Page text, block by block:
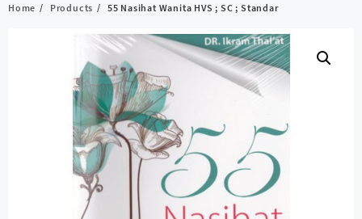
Home Products 55 Nasihat Wanita HVS ; SC ; Standar